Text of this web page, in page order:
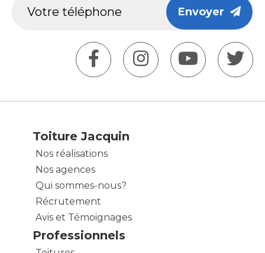
Envoyer
Toiture Jacquin
Nos réalisations
Nos agences
Qui sommes-nous?
Récrutement
Avis et Témoignages
Professionnels